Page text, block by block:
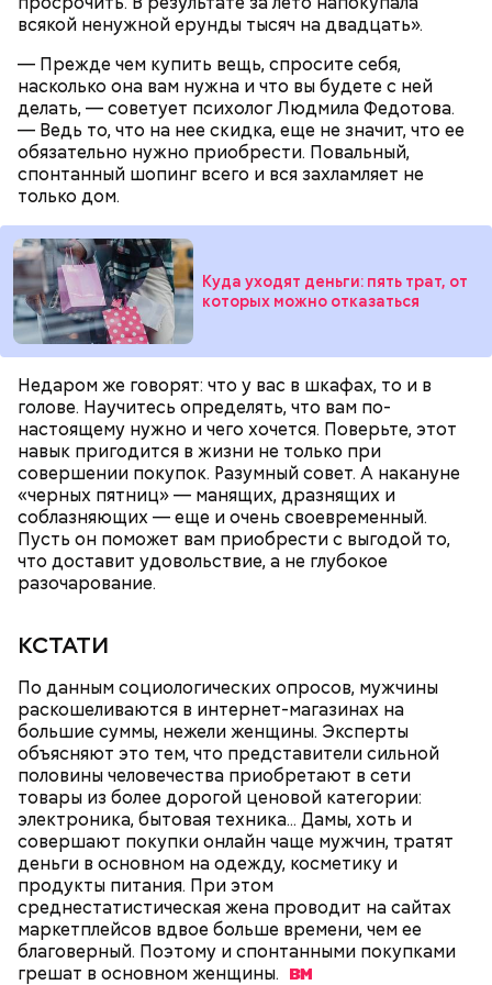
всякой ненужной ерунды тысяч на двадцать».
— Прежде чем купить вещь, спросите себя,
насколько она вам нужна и что вы будете с ней
делать, — советует психолог Людмила Федотова.
— Ведь то, что на нее скидка, еще не значит, что ее
обязательно нужно приобрести. Повальный,
спонтанный шопинг всего и вся захламляет не
только дом.
Куда уходят деньги: пять трат, от
которых можно отказаться
Недаром же говорят: что у вас в шкафах, то и в
голове. Научитесь определять, что вам по-
настоящему нужно и чего хочется. Поверьте, этот
навык пригодится в жизни не только при
совершении покупок. Разумный совет. А накануне
«черных пятниц» — манящих, дразнящих и
соблазняющих — еще и очень своевременный.
Пусть он поможет вам приобрести с выгодой то,
что доставит удовольствие, а не глубокое
разочарование.
КСТАТИ
По данным социологических опросов, мужчины
раскошеливаются в интернет-магазинах на
большие суммы, нежели женщины. Эксперты
объясняют это тем, что представители сильной
половины человечества приобретают в сети
товары из более дорогой ценовой категории:
электроника, бытовая техника... Дамы, хоть и
совершают покупки онлайн чаще мужчин, тратят
деньги в основном на одежду, косметику и
продукты питания. При этом
среднестатистическая жена проводит на сайтах
маркетплейсов вдвое больше времени, чем ее
благоверный. Поэтому и спонтанными покупками
грешат в основномженщины.
Финансовый консультант и экономист Наталья
Колбасина в свою очередь отметила, что сначала
нужно рассчитать, насколько выгодным для вас
будет досрочное погашение ипотеки.
— Если ваша ипотека оформлена под льготный
процент в рамках государственной программы, а
ключевая ставка и инфляция растут, кредиты
дорожают и при этом показатель долговой
нагрузки на ваш бюджет не превышает 25
процентов, то нужно оценить целесообразность
досрочного погашения ипотеки и выбрать тот
способ, который вам подходит. Необходимо
рассчитать в цифрах выгоду досрочного
погашения, чтобы понять, насколько вам это
выгодно, исходя из возможностей вашего
бюджета, показателя долговой нагрузки,
финансовых целей семьи, — объяснила эксперт.
«Такая дорогая недвижимость
Рефинансирование ипотеки
Экономист Клешко рассказал, как
По словам Колбасиной, люди создают финансовую
подушку безопасности по «остаточному
принципу». И это большая ошибка, поскольку так
— Как только приходит зарплата, люди тут же ее
распределяют на коммунальные услуги, продукты
питания и так далее, а остаток откладывают. Но,
остается. Я советую в момент получения дохода
откладывать около двух процентов от общего
заработка и потом постепенно эту цифру
повышать до десяти. Если грамотно провести
оптимизацию бюджета, то эти деньги можно
спокойно найти, несильно ужимаясь в расходах.
фиксированную сумму в зависимости от
финансовых возможностей, — рассказала
Колбасина.
«Погодная копилка»: финансовый
эксперт Колбасина рассказала,
помощью простой игры
«Фонд свободы»: как создать
финансовую подушку
безопасности при низком доходе